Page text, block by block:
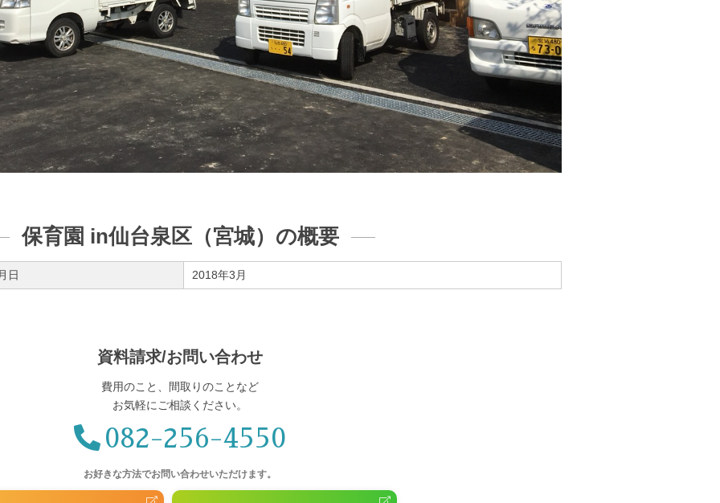
保育園 in仙台泉区（宮城）の概要
日 2018年3月
資料請求/お問い合わせ
費用のこと、間取りのことなど
お気軽にご相談ください。
082-256-4550
お好きな方法でお問い合わせいただけます。